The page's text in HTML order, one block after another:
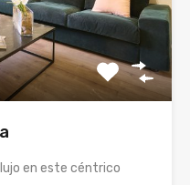
en este céntrico